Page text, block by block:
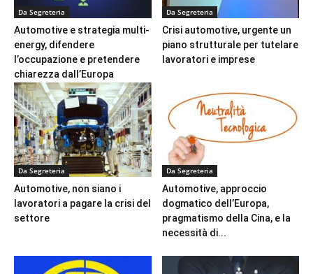
Da Segreteria
Automotive e strategia multi-
energy, difendere
l’occupazione e pretendere
chiarezza dall’Europa
Da Segreteria
Crisi automotive, urgente un
piano strutturale per tutelare
lavoratori e imprese
Da Segreteria
Automotive, non siano i
lavoratori a pagare la crisi del
settore
Da Segreteria
Automotive, approccio
dogmatico dell’Europa,
pragmatismo della Cina, e la
necessità di...